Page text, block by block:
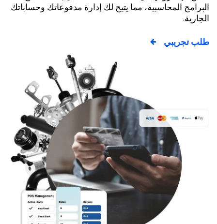
المحاسبية، مما يتيح لك إدارة مدفوعاتك وحساباتك
تجريبي